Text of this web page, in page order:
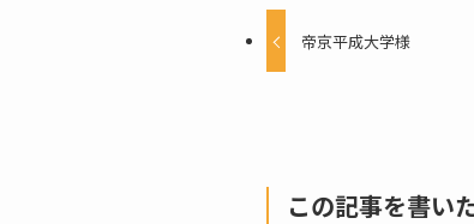
帝京平成大学様
この記事を書い